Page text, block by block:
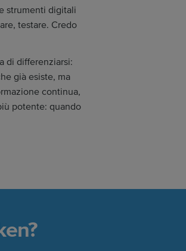
strumenti digitali
testare. Credo
di differenziarsi:
già esiste, ma
continua,
potente: quando